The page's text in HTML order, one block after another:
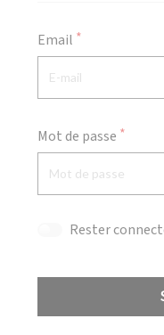
Email
Mot de passe
Rester